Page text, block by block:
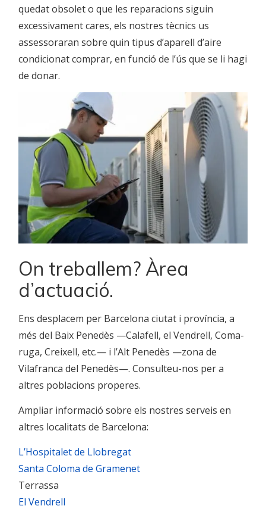
quedat obsolet o que les reparacions siguin
excessivament cares, els nostres tècnics us
assessoraran sobre quin tipus d’aparell d’aire
condicionat comprar, en funció de l’ús que se li hagi
de donar.
On treballem? Àrea
d’actuació.
Ens desplacem per Barcelona ciutat i província, a
més del Baix Penedès —Calafell, el Vendrell, Coma-
ruga, Creixell, etc.— i l’Alt Penedès —zona de
Vilafranca del Penedès—. Consulteu-nos per a
altres poblacions properes.
Ampliar informació sobre els nostres serveis en
altres localitats de Barcelona:
L’Hospitalet de Llobregat
Santa Coloma de Gramenet
Terrassa
El Vendrell